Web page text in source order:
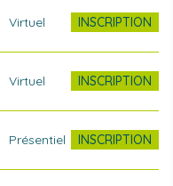
Virtuel INSCRIPTION
Virtuel INSCRIPTION
Présentiel INSCRIPTION